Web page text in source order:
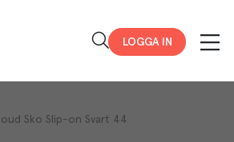
LOGGA IN
Sko Slip-on Svart 44